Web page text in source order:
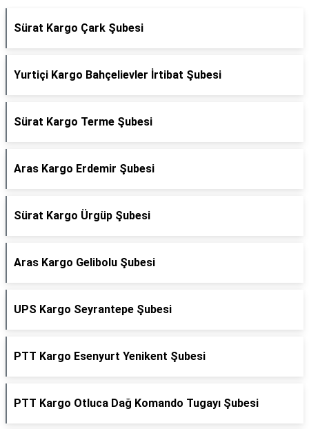
Sürat Kargo Çark Şubesi
Yurtiçi Kargo Bahçelievler İrtibat Şubesi
Sürat Kargo Terme Şubesi
Aras Kargo Erdemir Şubesi
Sürat Kargo Ürgüp Şubesi
Aras Kargo Gelibolu Şubesi
UPS Kargo Seyrantepe Şubesi
PTT Kargo Esenyurt Yenikent Şubesi
PTT Kargo Otluca Dağ Komando Tugayı Şubesi